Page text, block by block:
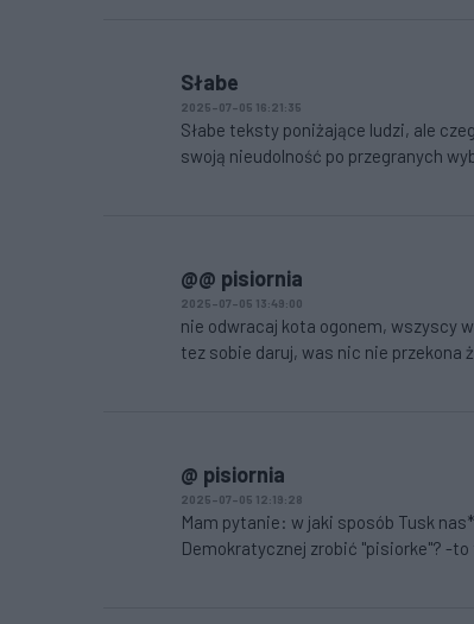
Słabe
2025-07-05 16:21:35
Słabe teksty poniżające ludzi, ale
swoją nieudolność po przegranych
@@ pisiornia
2025-07-05 13:49:00
nie odwracaj kota ogonem, wszyscy
tez sobie daruj, was nic nie przekona
@ pisiornia
2025-07-05 12:19:28
Mam pytanie: w jaki sposób Tusk
Demokratycznej zrobić "pisiorke"? -to